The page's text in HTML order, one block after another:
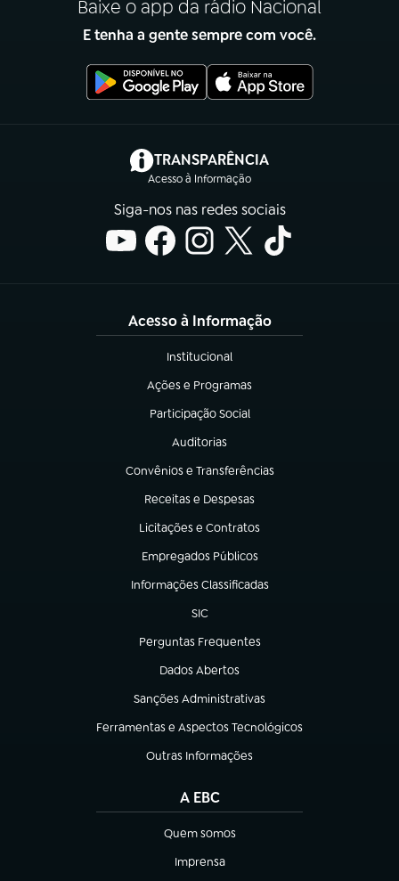
Baixe o app da rádio Nacional
E tenha a gente sempre com você.
TRANSPARÊNCIA
Acesso à Informação
(abre em nova aba)
Siga-nos nas redes sociais
Acesso à Informação
Institucional
(abre em nova aba)
Ações e Programas
(abre em nova aba)
Participação Social
(abre em nova aba)
Auditorias
(abre em nova aba)
Convênios e Transferências
(abre em nova aba)
Receitas e Despesas
(abre em nova aba)
Licitações e Contratos
(abre em nova aba)
Empregados Públicos
(abre em nova aba)
Informações Classificadas
(abre em nova aba)
SIC
(abre em nova aba)
Perguntas Frequentes
(abre em nova aba)
Dados Abertos
(abre em nova aba)
Sanções Administrativas
(abre em nova aba)
Ferramentas e Aspectos Tecnológicos
(abre em nova aba)
Outras Informações
(abre em nova aba)
A EBC
Quem somos
(abre em nova aba)
Imprensa
(abre em nova aba)